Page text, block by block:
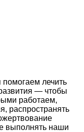
лечить
— чтобы
работаем,
распространять
выполнять наши